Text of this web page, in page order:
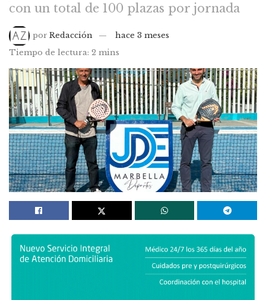
con un total de 100 plazas por jornada
por Redacción
hace 3 meses
Tiempo de lectura: 2 mins